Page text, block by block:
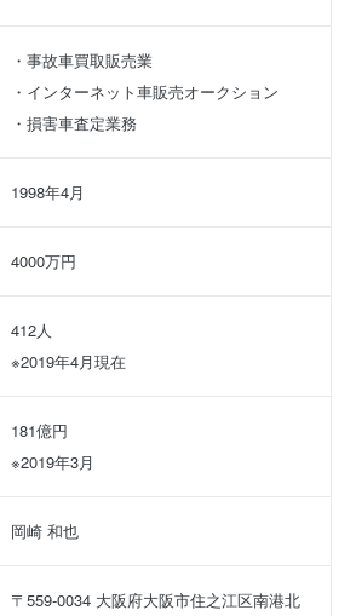
・事故車買取販売業
・インターネット車販売オークション
・損害車査定業務
1998年4月
4000万円
412人
※2019年4月現在
181億円
※2019年3月
岡崎 和也
〒559-0034 大阪府大阪市住之江区南港北